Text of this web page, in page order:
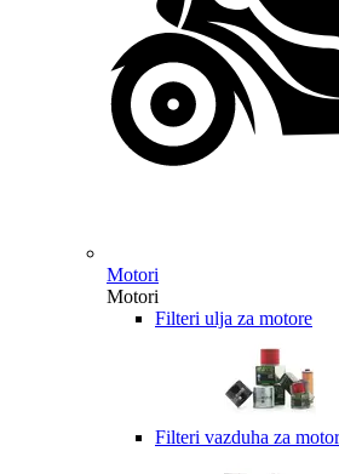
Motori
Motori
Filteri ulja za motore
Filteri vazduha za